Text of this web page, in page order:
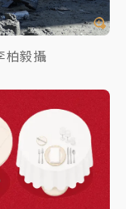
柏毅攝